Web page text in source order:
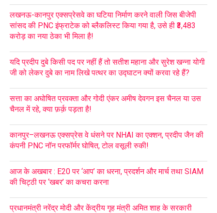
लखनऊ-कानपुर एक्सप्रेसवे का घटिया निर्माण करने वाली जिस बीजेपी
सांसद की PNC इंफ्राटेक को ब्लैकलिस्ट किया गया है, उसे ही ₹3,483
करोड़ का नया ठेका भी मिला है!
यदि प्रदीप दुबे किसी पद पर नहीं हैं तो सतीश महाना और सुरेश खन्ना योगी
जी को लेकर दुबे का नाम लिखे पत्थर का उद्घाटन क्यों करवा रहे हैं?
सत्ता का अघोषित प्रवक्ता और गोदी एंकर अमीष देवगन इस चैनल या उस
चैनल में रहे, क्या फ़र्क़ पड़ता है!
कानपुर–लखनऊ एक्सप्रेस वे धंसने पर NHAI का एक्शन, प्रदीप जैन की
कंपनी PNC नॉन परफॉर्मर घोषित, टोल वसूली रुकी!
आज के अखबार : E20 पर ‘आप’ का धरना, प्रदर्शन और मार्च तथा SIAM
की चिट्ठी पर ‘खबर’ का कचरा करना
प्रधानमंत्री नरेंद्र मोदी और केंद्रीय गृह मंत्री अमित शाह के सरकारी